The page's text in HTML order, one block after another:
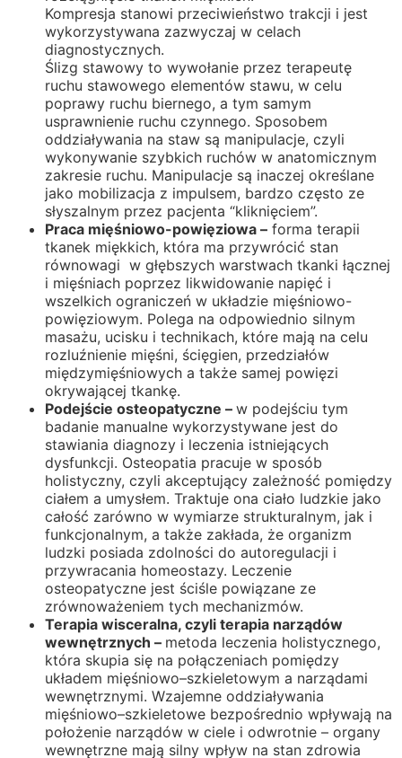
Kompresja stanowi przeciwieństwo trakcji i jest
wykorzystywana zazwyczaj w celach
diagnostycznych.
Ślizg stawowy to wywołanie przez terapeutę
ruchu stawowego elementów stawu, w celu
poprawy ruchu biernego, a tym samym
usprawnienie ruchu czynnego. Sposobem
oddziaływania na staw są manipulacje, czyli
wykonywanie szybkich ruchów w anatomicznym
zakresie ruchu. Manipulacje są inaczej określane
jako mobilizacja z impulsem, bardzo często ze
słyszalnym przez pacjenta “kliknięciem”.
Praca mięśniowo-powięziowa – forma terapii
tkanek miękkich, która ma przywrócić stan
równowagi w głębszych warstwach tkanki łącznej
i mięśniach poprzez likwidowanie napięć i
wszelkich ograniczeń w układzie mięśniowo-
powięziowym. Polega na odpowiednio silnym
masażu, ucisku i technikach, które mają na celu
rozluźnienie mięśni, ścięgien, przedziałów
międzymięśniowych a także samej powięzi
okrywającej tkankę.
Podejście osteopatyczne – w podejściu tym
badanie manualne wykorzystywane jest do
stawiania diagnozy i leczenia istniejących
dysfunkcji. Osteopatia pracuje w sposób
holistyczny, czyli akceptujący zależność pomiędzy
ciałem a umysłem. Traktuje ona ciało ludzkie jako
całość zarówno w wymiarze strukturalnym, jak i
funkcjonalnym, a także zakłada, że organizm
ludzki posiada zdolności do autoregulacji i
przywracania homeostazy. Leczenie
osteopatyczne jest ściśle powiązane ze
zrównoważeniem tych mechanizmów.
Terapia wisceralna, czyli terapia narządów
wewnętrznych – metoda leczenia holistycznego,
która skupia się na połączeniach pomiędzy
układem mięśniowo–szkieletowym a narządami
wewnętrznymi. Wzajemne oddziaływania
mięśniowo–szkieletowe bezpośrednio wpływają na
położenie narządów w ciele i odwrotnie – organy
wewnętrzne mają silny wpływ na stan zdrowia